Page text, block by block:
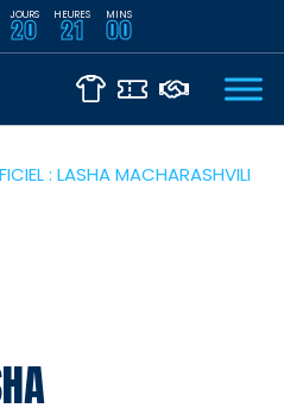
JOURS
20 HEURES
21 MINS
00
: LASHA MACHARASHVILI